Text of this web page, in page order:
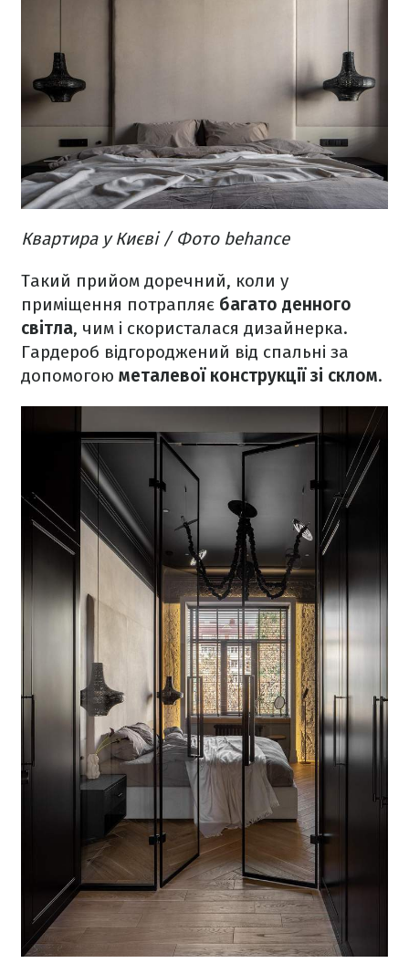
Квартира у Києві / Фото behance
Такий прийом доречний, коли у
приміщення потрапляє багато денного
світла, чим і скористалася дизайнерка.
Гардероб відгороджений від спальні за
допомогою металевої конструкції зі склом.